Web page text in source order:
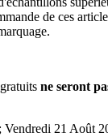
de ces
ne seront
Vendredi 21 Août